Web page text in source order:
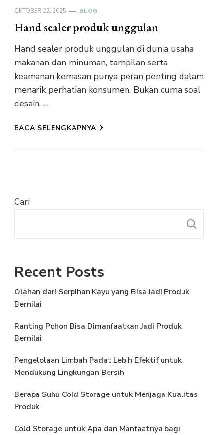
OKTOBER 22, 2025 BLOG
Hand sealer produk unggulan
Hand sealer produk unggulan di dunia usaha
makanan dan minuman, tampilan serta
keamanan kemasan punya peran penting dalam
menarik perhatian konsumen. Bukan cuma soal
desain, …
BACA SELENGKAPNYA
Cari
Recent Posts
Olahan dari Serpihan Kayu yang Bisa Jadi Produk
Bernilai
Ranting Pohon Bisa Dimanfaatkan Jadi Produk
Bernilai
Pengelolaan Limbah Padat Lebih Efektif untuk
Mendukung Lingkungan Bersih
Berapa Suhu Cold Storage untuk Menjaga Kualitas
Produk
Cold Storage untuk Apa dan Manfaatnya bagi